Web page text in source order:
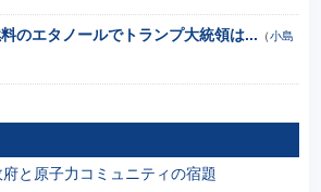
のエタノールでトランプ大統領は... （小島
と原子力コミュニティの宿題